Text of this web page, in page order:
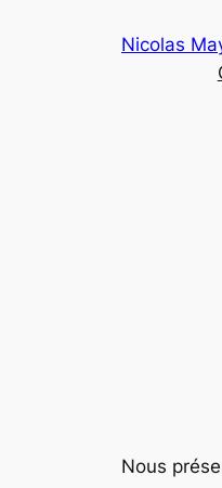
Nicolas
Nous